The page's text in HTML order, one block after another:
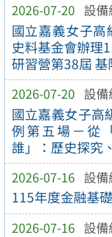
2026-07-20 設備
國立嘉義女子
史料基金會辦理
研習營第38屆
2026-07-20 設備
國立嘉義女子高
例第五場－從
誰」：歷史探究
2026-07-16 設備
115年度金融基
2026-07-16 設備